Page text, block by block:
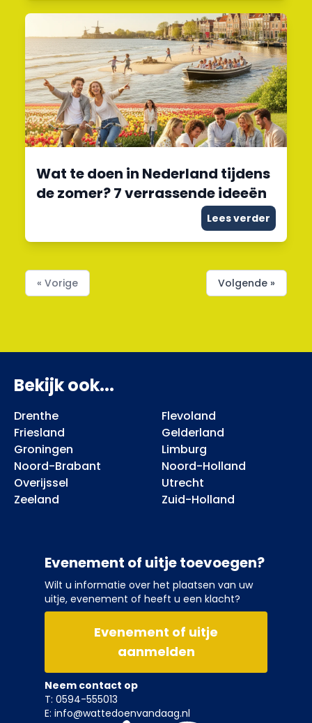
Wat te doen in Nederland tijdens
de zomer? 7 verrassende ideeën
Lees verder
« Vorige Volgende »
Bekijk ook...
Drenthe
Flevoland
Friesland
Gelderland
Groningen
Limburg
Noord-Brabant
Noord-Holland
Overijssel
Utrecht
Zeeland
Zuid-Holland
Evenement of uitje toevoegen?
Wilt u informatie over het plaatsen van uw
uitje, evenement of heeft u een klacht?
Evenement of uitje
aanmelden
Neem contact op
T: 0594-555013
E: info@wattedoenvandaag.nl